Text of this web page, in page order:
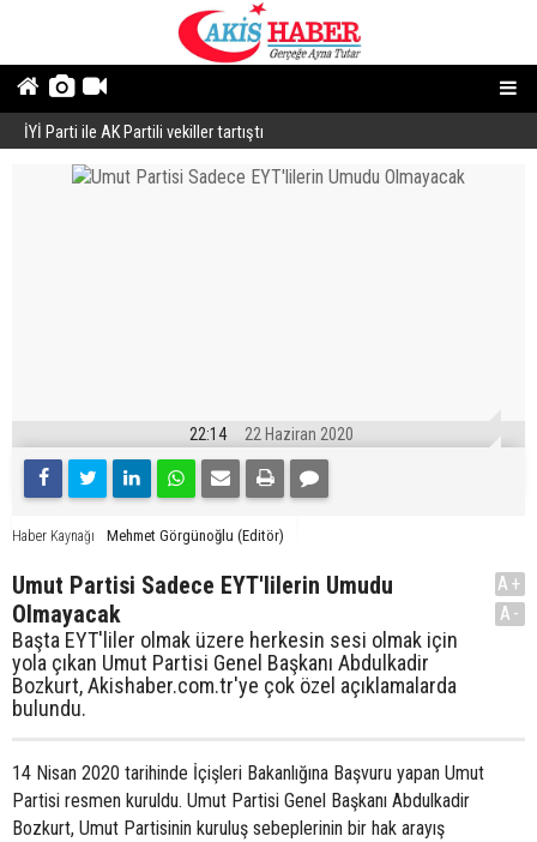
İYİ Parti ile AK Partili vekiller tartıştı
22:14 22 Haziran 2020
Haber Kaynağı Mehmet Görgünoğlu (Editör)
Umut Partisi Sadece EYT'lilerin Umudu
Olmayacak
Başta EYT'liler olmak üzere herkesin sesi olmak için
yola çıkan Umut Partisi Genel Başkanı Abdulkadir
Bozkurt, Akishaber.com.tr'ye çok özel açıklamalarda
bulundu.
A+
A-
14 Nisan 2020 tarihinde İçişleri Bakanlığına Başvuru yapan Umut
Partisi resmen kuruldu. Umut Partisi Genel Başkanı Abdulkadir
Bozkurt, Umut Partisinin kuruluş sebeplerinin bir hak arayış